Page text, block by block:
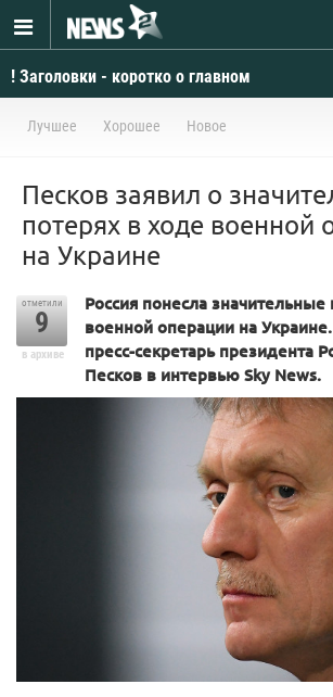
! Заголовки - коротко о главном
Лучшее Хорошее Новое
Песков заявил о
потерях в ходе военной
на Украине
отметили
9
в архиве
Россия понесла
военной операции на
пресс-секретарь президента
Песков в интервью Sky News.